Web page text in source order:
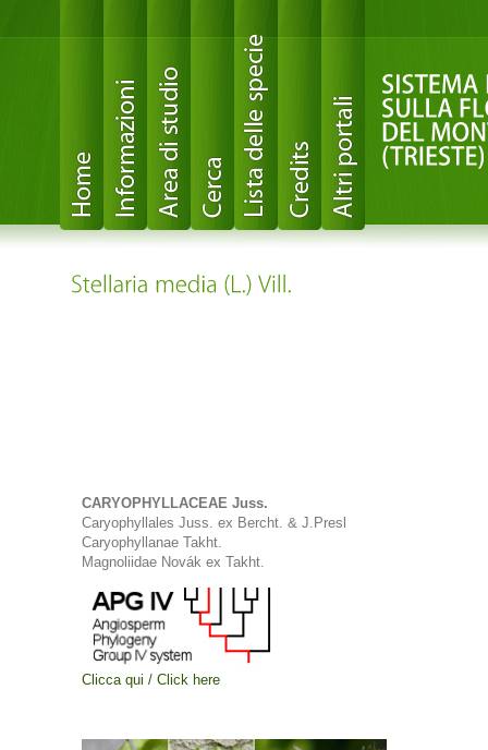
CARYOPHYLLACEAE Juss.
Caryophyllales Juss. ex Bercht. & J.Presl
Caryophyllanae Takht.
Magnoliidae Novák ex Takht.
Clicca qui / Click here